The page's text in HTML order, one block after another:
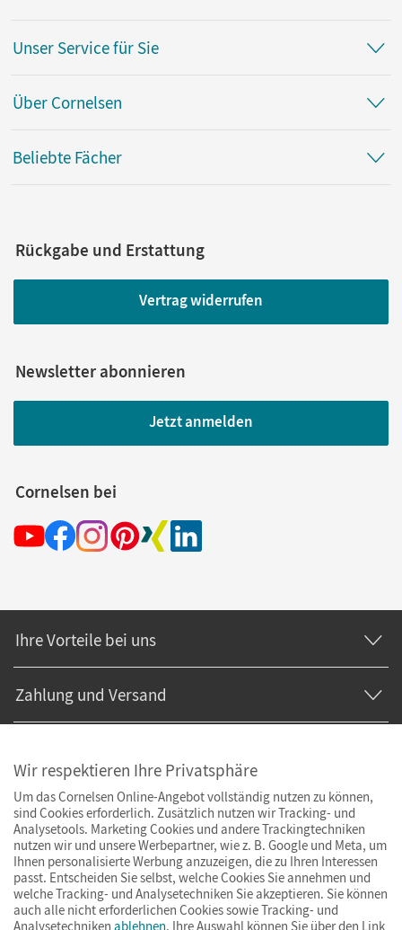
Unser Service für Sie
Über Cornelsen
Beliebte Fächer
Rückgabe und Erstattung
Vertrag widerrufen
Newsletter abonnieren
Jetzt anmelden
Cornelsen bei
Ihre Vorteile bei uns
Zahlung und Versand
Wir respektieren Ihre Privatsphäre
Um das Cornelsen Online-Angebot vollständig nutzen zu können,
sind Cookies erforderlich. Zusätzlich nutzen wir Tracking- und
Analysetools. Marketing Cookies und andere Trackingtechniken
nutzen wir und unsere Werbepartner, wie z. B. Google und Meta, um
Ihnen personalisierte Werbung anzuzeigen, die zu Ihren Interessen
passt. Entscheiden Sie selbst, welche Cookies Sie annehmen und
welche Tracking- und Analysetechniken Sie akzeptieren. Sie können
auch alle nicht erforderlichen Cookies sowie Tracking- und
Analysetechniken ablehnen. Ihre Auswahl können Sie über den Link